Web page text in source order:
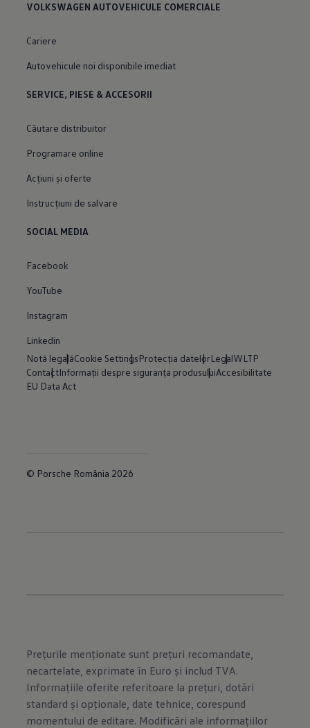
VOLKSWAGEN AUTOVEHICULE COMERCIALE
Cariere
Autovehicule noi disponibile imediat
SERVICE, PIESE & ACCESORII
Căutare distribuitor
Programare online
Acțiuni și oferte
Instrucțiuni de salvare
SOCIAL MEDIA
Facebook
YouTube
Instagram
Linkedin
Notă legalăCookie SettingsProtecția datelorLegalWLTP
ContactInformații despre siguranța produsuluiAccesibilitate
EU Data Act
© Porsche România 2026
Prețurile menționate sunt prețuri recomandate,
necartelate, exprimate în Euro și includ TVA.
Informațiile oferite referitoare la prețuri, dotări
standard și opționale, date tehnice, corespund
momentului de editare. Modificări ale informațiilor